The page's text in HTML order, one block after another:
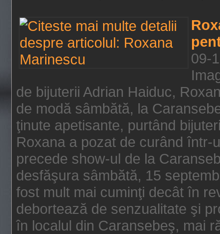
09-
de bijuterii Adrian Haiduc,
de modă sâmbătă, la
ţinute apetisante, purtând
Roxana a pozat de curând
precede show-ul de la
desfăşura sâmbătă, 15
fost mult mai cuminţi decât în
debortează de senzualitate şi
în localul din Caransebeş, mai